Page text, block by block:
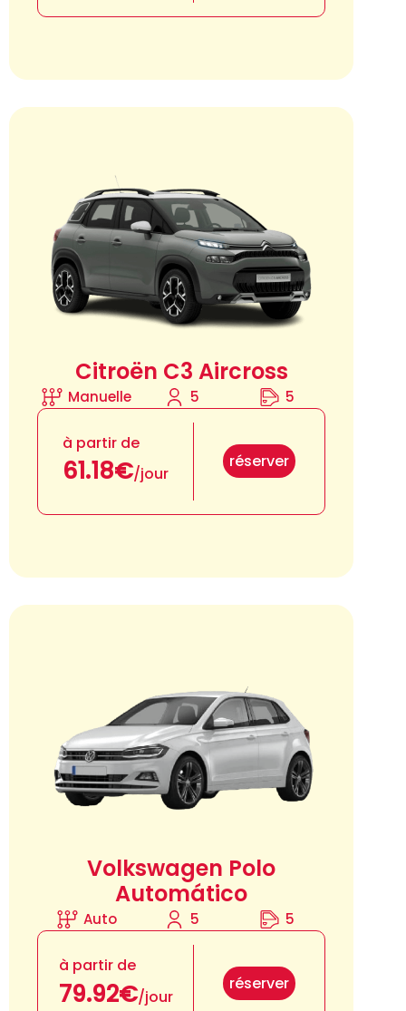
Citroën C3 Aircross
Manuelle 5 5
à partir de
61.18€/jour
réserver
Volkswagen Polo
Automático
Auto 5 5
à partir de
79.92€/jour
réserver